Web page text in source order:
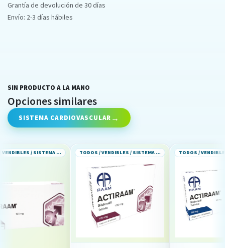
Grantía de devolución de 30 días
Envío: 2-3 días hábiles
SIN PRODUCTO A LA MANO
Opciones similares
SISTEMA CARDIOVASCULAR
TODOS / VENDIBLES / SISTEMA CARDIOVASCULAR TODOS / VENDIBLES / SISTEMA CARDIOVASCULAR